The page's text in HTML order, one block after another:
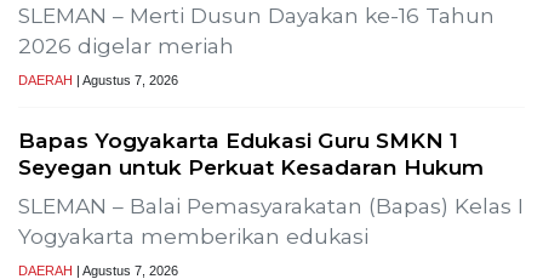
SLEMAN – Merti Dusun Dayakan ke-16 Tahun
2026 digelar meriah
DAERAH | Agustus 7, 2026
Bapas Yogyakarta Edukasi Guru SMKN 1
Seyegan untuk Perkuat Kesadaran Hukum
SLEMAN – Balai Pemasyarakatan (Bapas) Kelas I
Yogyakarta memberikan edukasi
DAERAH | Agustus 7, 2026